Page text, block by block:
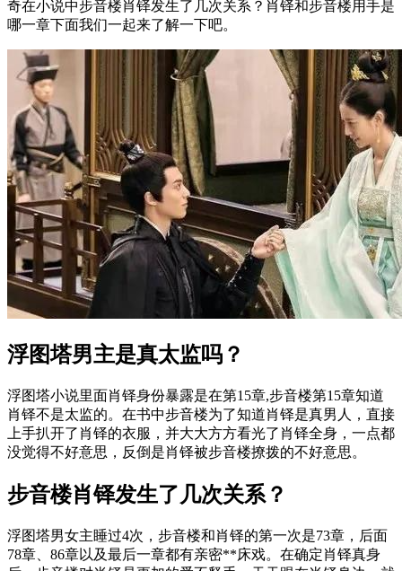
奇在小说中步音楼肖铎发生了几次关系？肖铎和步音楼用手是
哪一章下面我们一起来了解一下吧。
浮图塔男主是真太监吗？
浮图塔小说里面肖铎身份暴露是在第15章,步音楼第15章知道
肖铎不是太监的。在书中步音楼为了知道肖铎是真男人，直接
上手扒开了肖铎的衣服，并大大方方看光了肖铎全身，一点都
没觉得不好意思，反倒是肖铎被步音楼撩拨的不好意思。
步音楼肖铎发生了几次关系？
浮图塔男女主睡过4次，步音楼和肖铎的第一次是73章，后面
78章、86章以及最后一章都有亲密**床戏。在确定肖铎真身